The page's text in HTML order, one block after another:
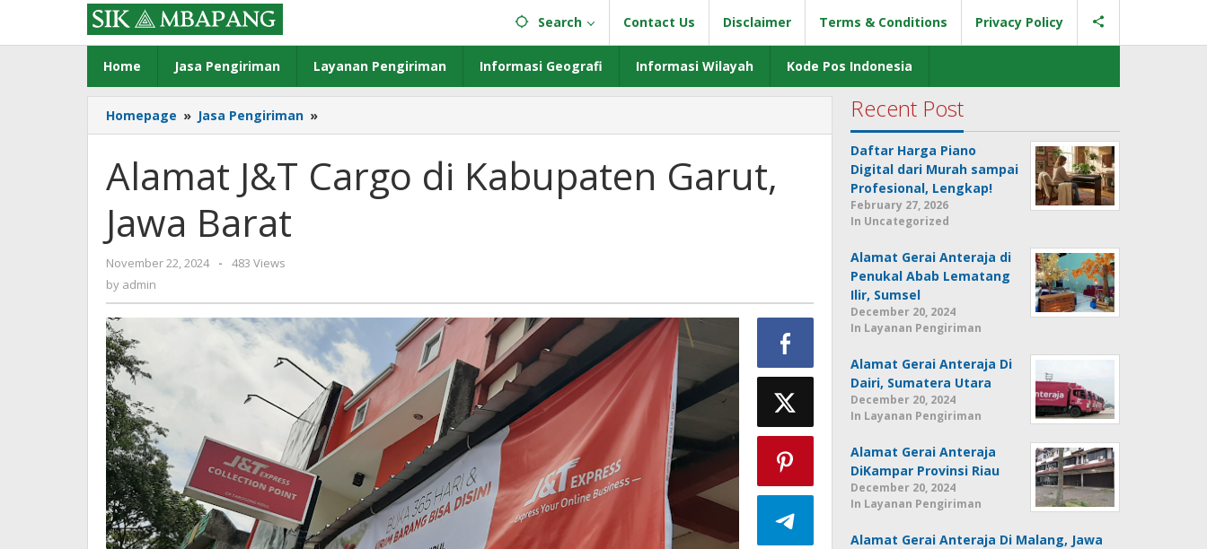
content
Search Contact Us Disclaimer Terms & Conditions Privacy Policy
Home Jasa Pengiriman Layanan Pengiriman Informasi Geografi Informasi Wilayah Kode Pos Indonesia
Homepage » Jasa Pengiriman »
J&T
di
Kabupaten
Alamat J&T Cargo di Kabupaten Garut,
Jawa Barat
November 22, 2024
by
-
483 Views
by admin
Recent Post
Daftar Harga Piano
Digital dari Murah sampai
Profesional, Lengkap!
February 27, 2026
In Uncategorized
Alamat Gerai Anteraja di
Penukal Abab Lematang
Ilir, Sumsel
December 20, 2024
In Layanan Pengiriman
Alamat Gerai Anteraja Di
Dairi, Sumatera Utara
December 20, 2024
In Layanan Pengiriman
Alamat Gerai Anteraja
DiKampar Provinsi Riau
December 20, 2024
In Layanan Pengiriman
Alamat Gerai Anteraja Di Malang, Jawa